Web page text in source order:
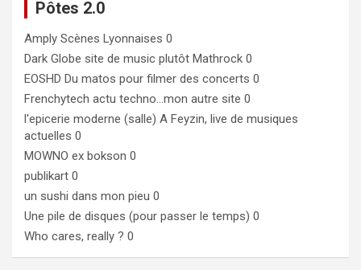
Pôtes 2.0
Amply Scènes Lyonnaises 0
Dark Globe site de music plutôt Mathrock 0
EOSHD Du matos pour filmer des concerts 0
Frenchytech actu techno…mon autre site 0
l'epicerie moderne (salle) A Feyzin, live de musiques
actuelles 0
MOWNO ex bokson 0
publikart 0
un sushi dans mon pieu 0
Une pile de disques (pour passer le temps) 0
Who cares, really ? 0